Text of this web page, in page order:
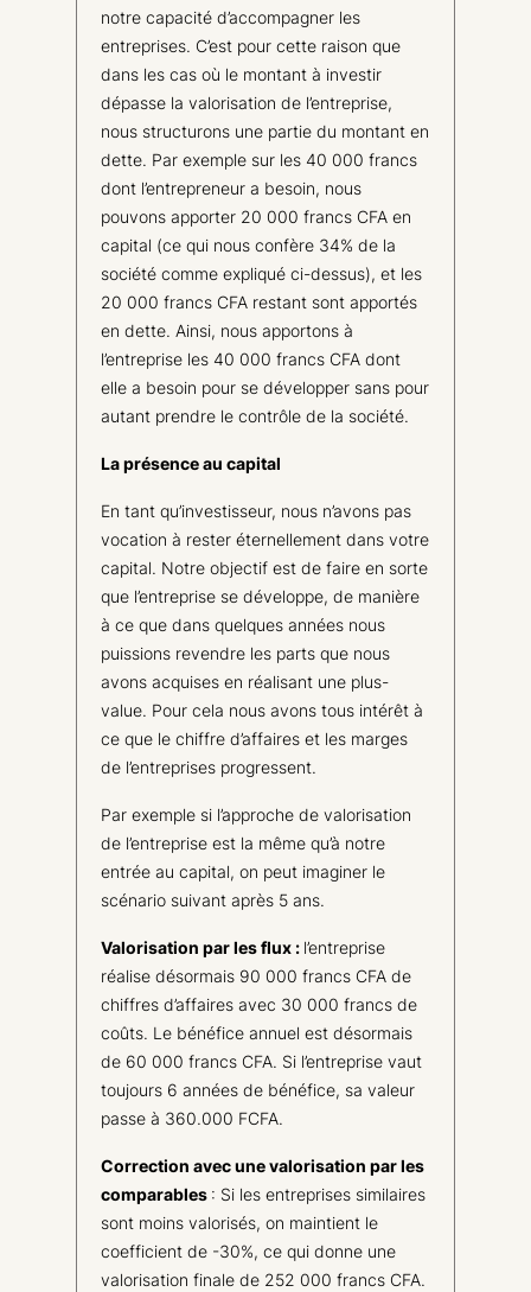
notre capacité d’accompagner les
entreprises. C’est pour cette raison que
dans les cas où le montant à investir
dépasse la valorisation de l’entreprise,
nous structurons une partie du montant en
dette. Par exemple sur les 40 000 francs
dont l’entrepreneur a besoin, nous
pouvons apporter 20 000 francs CFA en
capital (ce qui nous confère 34% de la
société comme expliqué ci-dessus), et les
20 000 francs CFA restant sont apportés
en dette. Ainsi, nous apportons à
l’entreprise les 40 000 francs CFA dont
elle a besoin pour se développer sans pour
autant prendre le contrôle de la société.
La présence au capital
En tant qu’investisseur, nous n’avons pas
vocation à rester éternellement dans votre
capital. Notre objectif est de faire en sorte
que l’entreprise se développe, de manière
à ce que dans quelques années nous
puissions revendre les parts que nous
avons acquises en réalisant une plus-
value. Pour cela nous avons tous intérêt à
ce que le chiffre d’affaires et les marges
de l’entreprises progressent.
Par exemple si l’approche de valorisation
de l’entreprise est la même qu’à notre
entrée au capital, on peut imaginer le
scénario suivant après 5 ans.
Valorisation par les flux : l’entreprise
réalise désormais 90 000 francs CFA de
chiffres d’affaires avec 30 000 francs de
coûts. Le bénéfice annuel est désormais
de 60 000 francs CFA. Si l’entreprise vaut
toujours 6 années de bénéfice, sa valeur
passe à 360.000 FCFA.
Correction avec une valorisation par les
comparables : Si les entreprises similaires
sont moins valorisés, on maintient le
coefficient de -30%, ce qui donne une
valorisation finale de 252 000 francs CFA.